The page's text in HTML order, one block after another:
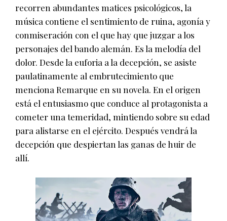
recorren abundantes matices psicológicos, la
música contiene el sentimiento de ruina, agonía y
conmiseración con el que hay que juzgar a los
personajes del bando alemán. Es la melodía del
dolor. Desde la euforia a la decepción, se asiste
paulatinamente al embrutecimiento que
menciona Remarque en su novela. En el origen
está el entusiasmo que conduce al protagonista a
cometer una temeridad, mintiendo sobre su edad
para alistarse en el ejército. Después vendrá la
decepción que despiertan las ganas de huir de
allí.